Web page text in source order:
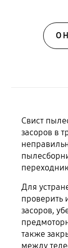
Свист
засоров в
Для
проверить
засоров,
также
между